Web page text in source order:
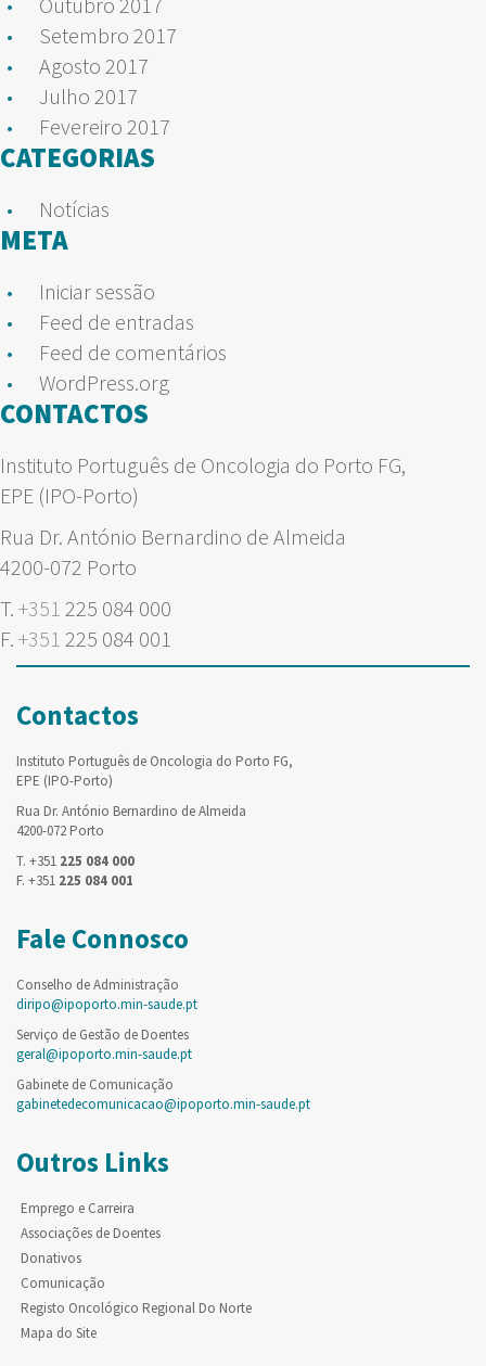
Setembro 2017
Agosto 2017
Julho 2017
Fevereiro 2017
CATEGORIAS
Notícias
META
Iniciar sessão
Feed de entradas
Feed de comentários
WordPress.org
CONTACTOS
Instituto Português de Oncologia do Porto FG,
EPE (IPO-Porto)
Rua Dr. António Bernardino de Almeida
4200-072 Porto
T. +351 225 084 000
F. +351 225 084 001
Contactos
Instituto Português de Oncologia do Porto FG,
EPE (IPO-Porto)
Rua Dr. António Bernardino de Almeida
4200-072 Porto
T. +351 225 084 000
F. +351 225 084 001
Fale Connosco
Conselho de Administração
diripo@ipoporto.min-saude.pt
Serviço de Gestão de Doentes
geral@ipoporto.min-saude.pt
Gabinete de Comunicação
gabinetedecomunicacao@ipoporto.min-saude.pt
Outros Links
Emprego e Carreira
Associações de Doentes
Donativos
Comunicação
Registo Oncológico Regional Do Norte
Mapa do Site